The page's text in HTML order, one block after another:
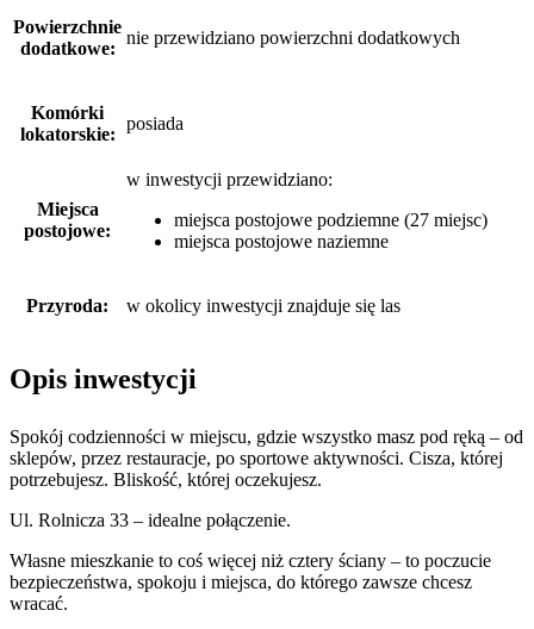
Powierzchnie
dodatkowe:
nie przewidziano powierzchni dodatkowych
Komórki
lokatorskie:
posiada
Miejsca
postojowe:
w inwestycji przewidziano:
miejsca postojowe podziemne (27 miejsc)
miejsca postojowe naziemne
Przyroda: w okolicy inwestycji znajduje się las
Opis inwestycji
Spokój codzienności w miejscu, gdzie wszystko masz pod ręką – od
sklepów, przez restauracje, po sportowe aktywności. Cisza, której
potrzebujesz. Bliskość, której oczekujesz.
Ul. Rolnicza 33 – idealne połączenie.
Własne mieszkanie to coś więcej niż cztery ściany – to poczucie
bezpieczeństwa, spokoju i miejsca, do którego zawsze chcesz
wracać.